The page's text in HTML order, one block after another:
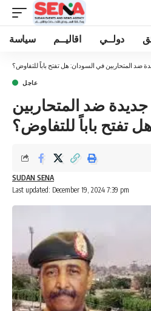
سياسة اقاليــم دولــي
ضد المتحاربين في السودان: هل تفتح باباً للتفاوض؟
عاجل
ضد المتحاربين
تفتح باباً للتفاوض؟
Last updated: December 19, 2024 7:39 pm
SUDAN SENA